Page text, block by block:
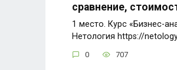
сравнение,
1 место. Курс «Бизнес-
Нетология https://
0 707